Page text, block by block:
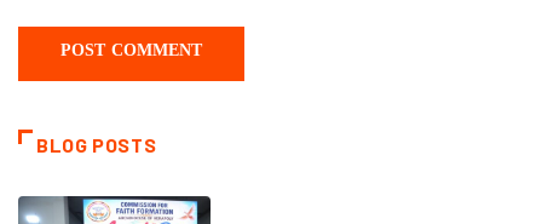
BLOG POSTS